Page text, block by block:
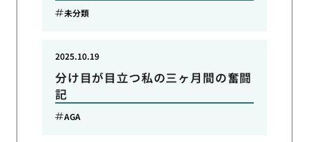
未分類
分け目が目立つ私の三ヶ月間の奮闘
記
2025.10.19
AGA